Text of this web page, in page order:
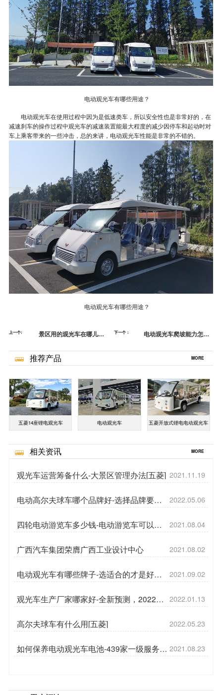
电动观光车有哪些用途？
电动观光车在使用过程中因为是低速类车，所以安全性也是非常好的，在
减速刹车的操作过程中观光车的减速装置能最大程度的减少因停车和起动时对
车上乘客带来的一些冲击，总的来讲，电动观光车性能是非常的不错的。
电动观光车有哪些用途？
上一个:
景区用的观光车在哪儿能
菱]
下一个：
电动观光车爬坡能力怎么
吗？[五菱]
推荐产品 MORE
五菱14座锂电观光车 电动观光车 五菱开放式锂电电动观光车
相关资讯 MORE
观光车运营筹备什么-大景区管理办法[五菱] 2021.11.19
电动高尔夫球车哪个品牌好-选择品牌要慎
重[五菱]
2022.05.06
四轮电动游览车多少钱-电动游览车可以用
水清洗吗？[五菱]
2021.08.04
广西汽车集团荣膺广西工业设计中心 2021.08.02
电动观光车有哪些牌子-选适合的才是好的
[五菱]
2021.09.02
观光车生产厂家哪家好-全新预测，2022年
走势[五菱]
2022.01.13
高尔夫球车有什么用[五菱] 2022.05.23
如何保养电动观光车电池-439家一级服务网
点[五菱]
2021.08.23